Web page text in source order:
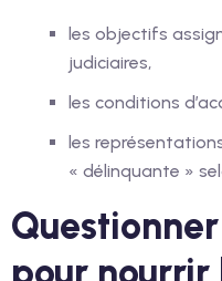
les objectifs
judiciaires,
les conditions
les
« délinquante »